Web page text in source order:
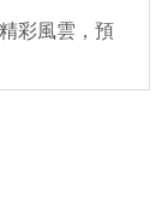
彩風雲，預